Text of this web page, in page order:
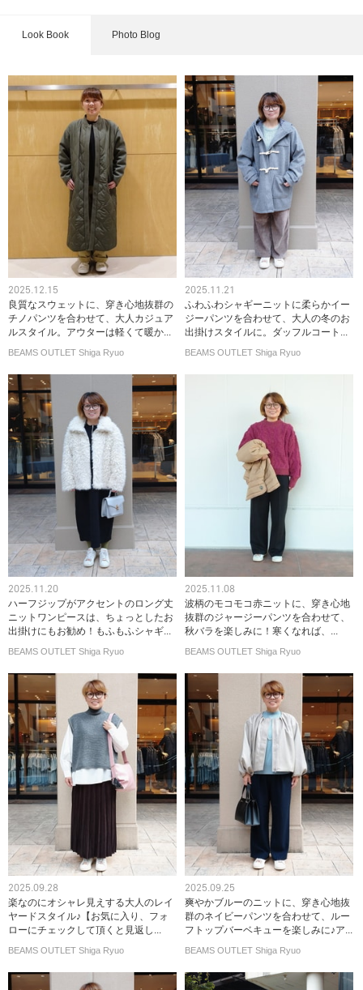
Look Book Photo Blog
2025.12.15
良質なスウェットに、穿き心地抜群の
チノパンツを合わせて、大人カジュア
ルスタイル。アウターは軽くて暖か...
BEAMS OUTLET Shiga Ryuo
2025.11.21
ふわふわシャギーニットに柔らかイー
ジーパンツを合わせて、大人の冬のお
出掛けスタイルに。ダッフルコート...
BEAMS OUTLET Shiga Ryuo
2025.11.20
ハーフジップがアクセントのロング丈
ニットワンピースは、ちょっとしたお
出掛けにもお勧め！もふもふシャギ...
BEAMS OUTLET Shiga Ryuo
2025.11.08
波柄のモコモコ赤ニットに、穿き心地
抜群のジャージーパンツを合わせて、
秋バラを楽しみに！寒くなれば、...
BEAMS OUTLET Shiga Ryuo
2025.09.28
楽なのにオシャレ見えする大人のレイ
ヤードスタイル♪【お気に入り、フォ
ローにチェックして頂くと見返し...
BEAMS OUTLET Shiga Ryuo
2025.09.25
爽やかブルーのニットに、穿き心地抜
群のネイビーパンツを合わせて、ルー
フトップバーベキューを楽しみに♪ア...
BEAMS OUTLET Shiga Ryuo